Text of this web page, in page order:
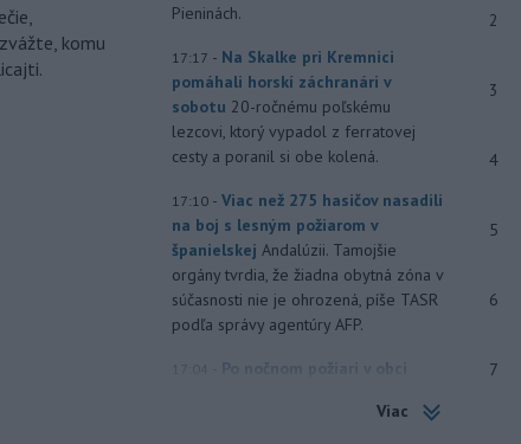
komu
Pieninách.
17:17 - Na Skalke pri Kremnici
pomáhali horskí záchranári v
sobotu 20-ročnému poľskému
lezcovi, ktorý vypadol z ferratovej
cesty a poranil si obe kolená.
17:10 - Viac než 275 hasičov nasadili
na boj s lesným požiarom v
španielskej Andalúzii. Tamojšie
orgány tvrdia, že žiadna obytná zóna v
súčasnosti nie je ohrozená, píše TASR
podľa správy agentúry AFP.
Po nočnom požiari v obci
zasiahol celkovo desať stavieb,Viac
2
3
4
5
6
7